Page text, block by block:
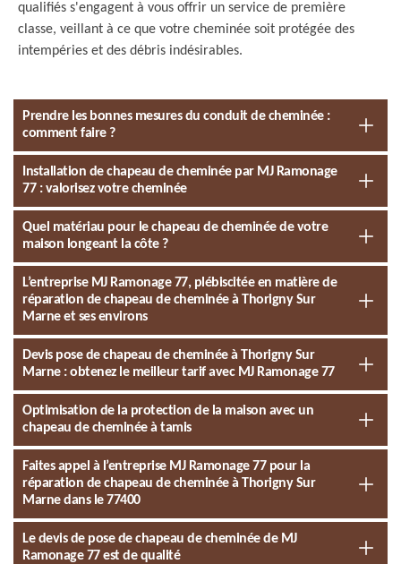
qualifiés s'engagent à vous offrir un service de première
classe, veillant à ce que votre cheminée soit protégée des
intempéries et des débris indésirables.
Prendre les bonnes mesures du conduit de cheminée :
comment faire ?
Installation de chapeau de cheminée par MJ Ramonage
77 : valorisez votre cheminée
Quel matériau pour le chapeau de cheminée de votre
maison longeant la côte ?
L’entreprise MJ Ramonage 77, plébiscitée en matière de
réparation de chapeau de cheminée à Thorigny Sur
Marne et ses environs
Devis pose de chapeau de cheminée à Thorigny Sur
Marne : obtenez le meilleur tarif avec MJ Ramonage 77
Optimisation de la protection de la maison avec un
chapeau de cheminée à tamis
Faites appel à l’entreprise MJ Ramonage 77 pour la
réparation de chapeau de cheminée à Thorigny Sur
Marne dans le 77400
Le devis de pose de chapeau de cheminée de MJ
Ramonage 77 est de qualité